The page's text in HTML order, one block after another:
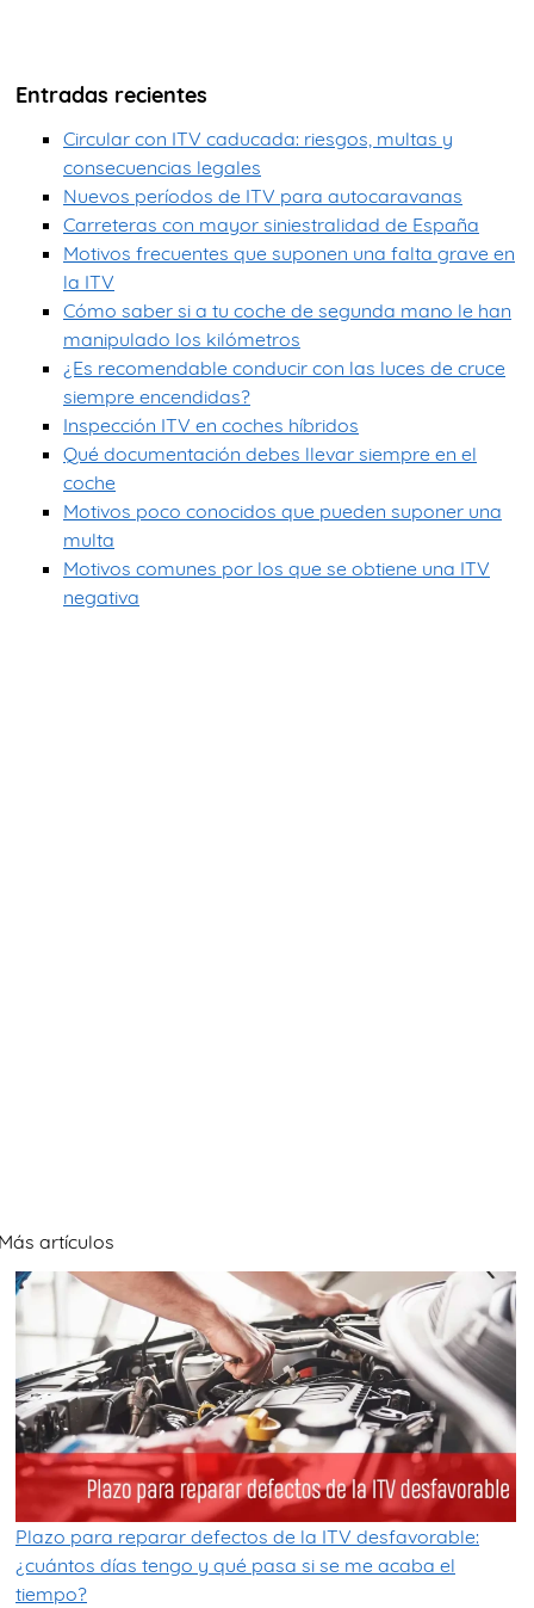
Entradas recientes
Circular con ITV caducada: riesgos, multas y
consecuencias legales
Nuevos períodos de ITV para autocaravanas
Carreteras con mayor siniestralidad de España
Motivos frecuentes que suponen una falta grave en
la ITV
Cómo saber si a tu coche de segunda mano le han
manipulado los kilómetros
¿Es recomendable conducir con las luces de cruce
siempre encendidas?
Inspección ITV en coches híbridos
Qué documentación debes llevar siempre en el
coche
Motivos poco conocidos que pueden suponer una
multa
Motivos comunes por los que se obtiene una ITV
negativa
artículos
Plazo para reparar defectos de la ITV desfavorable:
¿cuántos días tengo y qué pasa si se me acaba el
tiempo?